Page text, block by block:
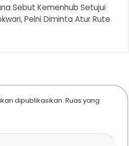
Sebut Kemenhub Setujui
Pelni Diminta Atur Rute
dipublikasikan. Ruas yang